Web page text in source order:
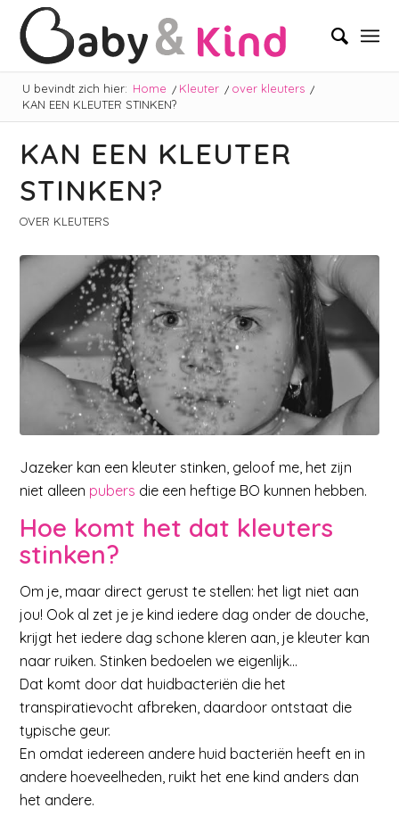
U bevindt zich hier: Home / Kleuter / over kleuters /
KAN EEN KLEUTER STINKEN?
KAN EEN KLEUTER
STINKEN?
OVER KLEUTERS
Jazeker kan een kleuter stinken, geloof me, het zijn
niet alleen pubers die een heftige BO kunnen hebben.
Hoe komt het dat kleuters
stinken?
Om je, maar direct gerust te stellen: het ligt niet aan
jou! Ook al zet je je kind iedere dag onder de douche,
krijgt het iedere dag schone kleren aan, je kleuter kan
naar ruiken. Stinken bedoelen we eigenlijk…
Dat komt door dat huidbacteriën die het
transpiratievocht afbreken, daardoor ontstaat die
typische geur.
En omdat iedereen andere huid bacteriën heeft en in
andere hoeveelheden, ruikt het ene kind anders dan
het andere.